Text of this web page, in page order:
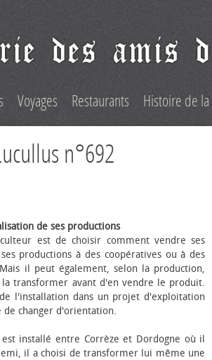
Voyages Restaurants Histoire de
n°692
de ses productions
est de choisir comment vendre ses
productions à des coopératives ou à des
il peut également, selon la production,
transformer avant d'en vendre le produit.
l'installation dans un projet d'exploitation
changer d'orientation.
installé entre Corrèze et Dordogne où il
il a choisi de transformer lui même une